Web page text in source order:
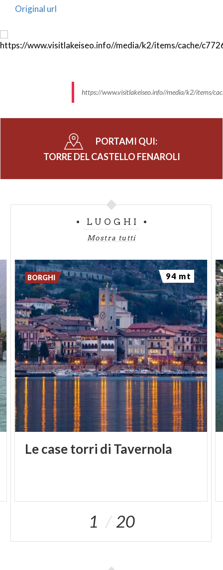
Original url
https://www.visitlakeiseo.info//media/k2/items/
PORTAMI QUI:
TORRE DEL CASTELLO FENAROLI
LUOGHI
Mostra tutti
Lecasetorri di Tavernola
BORGHI 94 mt
1 20